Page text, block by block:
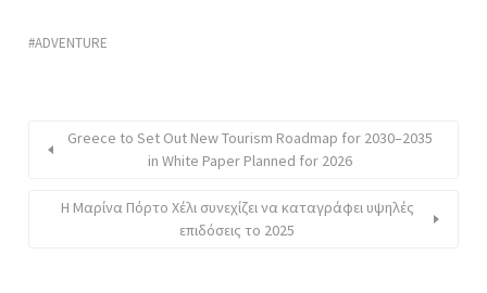
ADVENTURE
Greece to Set Out New Tourism Roadmap for 2030–2035
in White Paper Planned for 2026
Η Μαρίνα Πόρτο Χέλι συνεχίζει να καταγράφει υψηλές
επιδόσεις το 2025